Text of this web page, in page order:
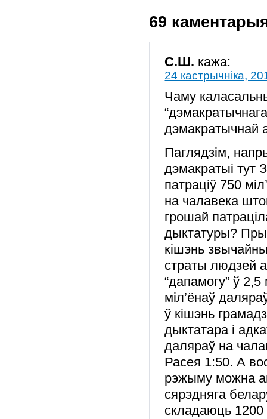
69
C.Ш. кажа:
24 кастрычніка,
Чаму
дэмакратычнай
Паглядзім,
дэмакратыі тут
патраціў 750
на чалавека
грошай
дыктатуры? Пры
кішэнь
страты людзей
“дапамогу” ў
міл’ёнаў
ў кішэнь
дыктатара і
даляраў на
Расея 1:50. А
рэжыму можна
сярэдняга
складаюць